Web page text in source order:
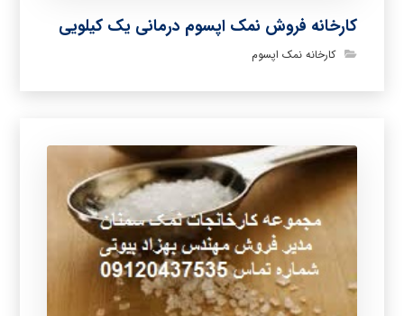
کارخانه فروش نمک اپسوم درمانی یک کیلویی
کارخانه نمک اپسوم